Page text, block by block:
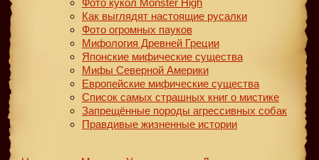
Как выглядят настоящие русалки
Фото огромных пауков
Мифология Древней Греции
Японские мифические существа
Мифы Северной Америки
Европейские мифические существа
Список самых страшных книг о мистике
Запрещённые породы агрессивных собак
Правдивые жизненные истории